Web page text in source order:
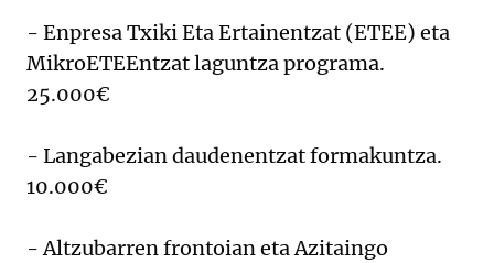
- Enpresa Txiki Eta Ertainentzat (ETEE) eta
MikroETEEntzat laguntza programa.
25.000€
- Langabezian daudenentzat formakuntza.
10.000€
- Altzubarren frontoian eta Azitaingo